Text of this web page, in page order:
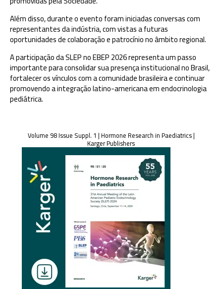
Além disso, durante o evento foram iniciadas conversas com
representantes da indústria, com vistas a futuras
oportunidades de colaboração e patrocínio no âmbito regional.
A participação da SLEP no EBEP 2026 representa um passo
importante para consolidar sua presença institucional no Brasil,
fortalecer os vínculos com a comunidade brasileira e continuar
promovendo a integração latino-americana em endocrinologia
pediátrica.
Volume 98 Issue Suppl. 1 | Hormone Research in Paediatrics |
Karger Publishers